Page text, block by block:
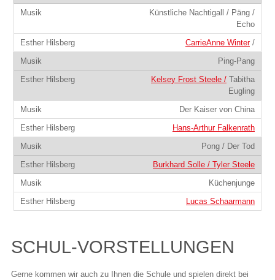
Künstliche Nachtigall / Päng /
Echo
CarrieAnne Winter/
Ping-Pang
Kelsey Frost Steele / Tabitha
Eugling
Der Kaiser von China
Hans-Arthur Falkenrath
Pong / Der Tod
Burkhard Solle / Tyler Steele
Küchenjunge
Lucas Schaarmann
SCHUL-VORSTELLUNGEN
Gerne kommen wir auch zu Ihnen die Schule und spielen direkt bei